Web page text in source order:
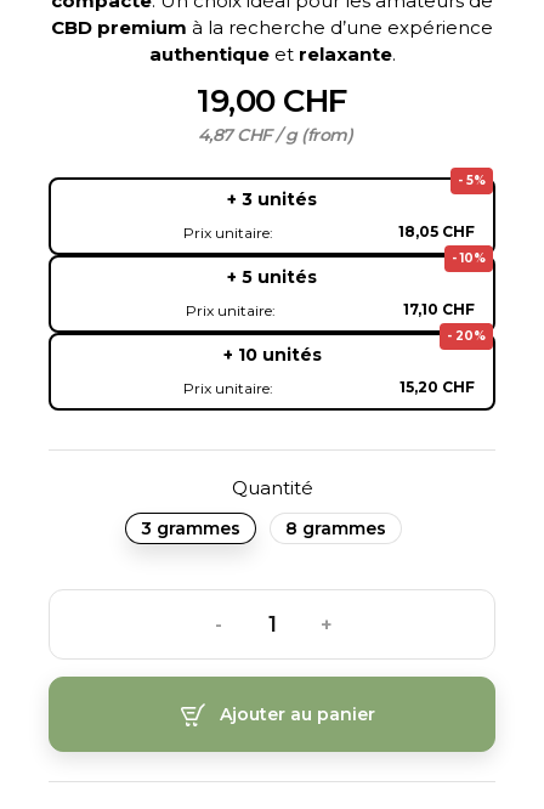
CBD premium à la recherche d’une expérience
authentiqueet relaxante.
19,00 CHF
4,87 CHF / g (from)
- 5%
+ 3 unités
Prix unitaire: 18,05 CHF
- 10%
+ 5 unités
Prix unitaire: 17,10 CHF
- 20%
+ 10 unités
Prix unitaire: 15,20 CHF
Quantité
3 grammes 8 grammes
- +
Ajouter au panier